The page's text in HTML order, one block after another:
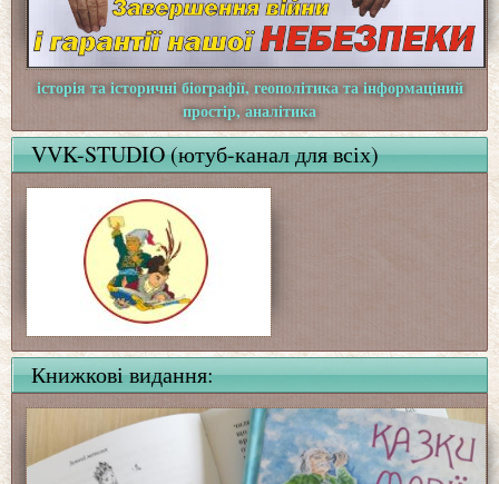
історія та історичні біографії, геополітика та інформаціний
простір, аналітика
VVK-STUDIO (ютуб-канал для всіх)
Книжкові видання: